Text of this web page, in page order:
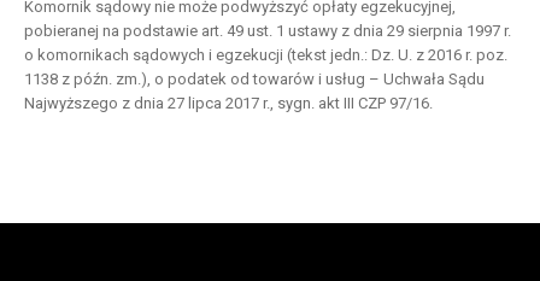
Komornik sądowy nie może podwyższyć opłaty egzekucyjnej,
pobieranej na podstawie art. 49 ust. 1 ustawy z dnia 29 sierpnia 1997 r.
o komornikach sądowych i egzekucji (tekst jedn.: Dz. U. z 2016 r. poz.
1138 z późn. zm.), o podatek od towarów i usług – Uchwała Sądu
Najwyższego z dnia 27 lipca 2017 r., sygn. akt III CZP 97/16.